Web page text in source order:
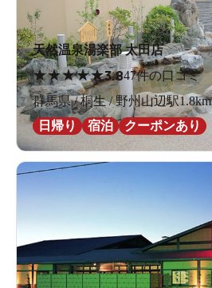
天然温泉湯楽部 太田店
★★★★★3.847件の口コミ
群馬県 / 桐生 / 野州山辺駅1.8km
日帰り
宿泊 クーポンあり